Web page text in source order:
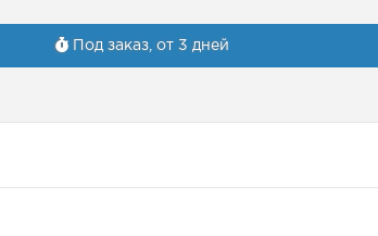
Под заказ, от 3 дней